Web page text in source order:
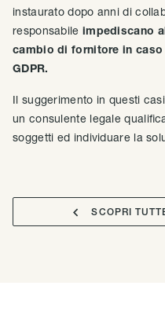
instaurato dopo anni di
responsabile impediscano
cambio di fornitore in
GDPR.
Il suggerimento in questi
un consulente legale
soggetti ed individuare la
 SCOPRI